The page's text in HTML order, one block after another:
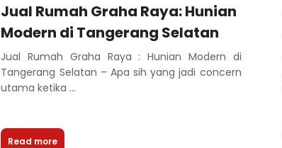
Jual Rumah Graha Raya: Hunian
Modern di Tangerang Selatan
Jual Rumah Graha Raya : Hunian Modern di
Tangerang Selatan – Apa sih yang jadi concern
utama ketika ...
Read more